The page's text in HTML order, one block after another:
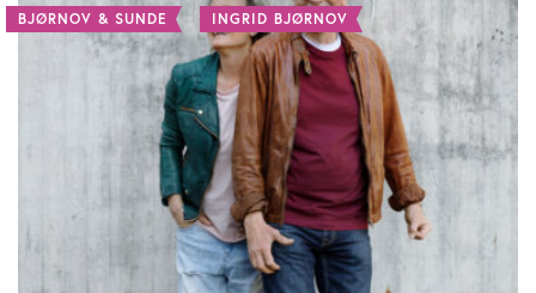
BJØRNOV & SUNDE INGRID BJØRNOV